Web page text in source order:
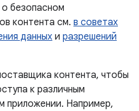
безопасном
контента см. в советах
данных и разрешений
контента, чтобы
к различным
приложении. Например,